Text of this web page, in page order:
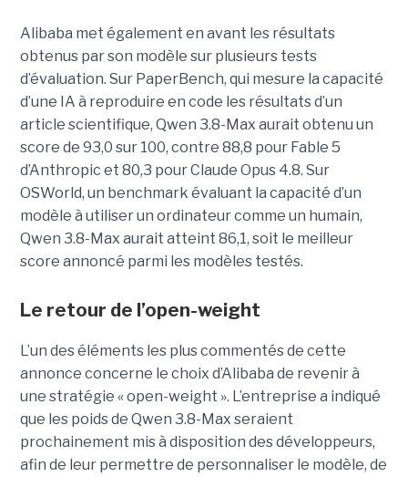
Alibaba met également en avant les résultats
obtenus par son modèle sur plusieurs tests
d’évaluation. Sur PaperBench, qui mesure la capacité
d’une IA à reproduire en code les résultats d’un
article scientifique, Qwen 3.8-Max aurait obtenu un
score de 93,0 sur 100, contre 88,8 pour Fable 5
d’Anthropic et 80,3 pour Claude Opus 4.8. Sur
OSWorld, un benchmark évaluant la capacité d’un
modèle à utiliser un ordinateur comme un humain,
Qwen 3.8-Max aurait atteint 86,1, soit le meilleur
score annoncé parmi les modèles testés.
Le retour de l’open-weight
L’un des éléments les plus commentés de cette
annonce concerne le choix d’Alibaba de revenir à
une stratégie « open-weight ». L’entreprise a indiqué
que les poids de Qwen 3.8-Max seraient
prochainement mis à disposition des développeurs,
afin de leur permettre de personnaliser le modèle, de